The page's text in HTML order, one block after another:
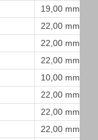
19,00 mm
22,00 mm
22,00 mm
22,00 mm
10,00 mm
22,00 mm
22,00 mm
22,00 mm